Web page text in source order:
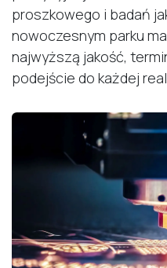
proszkowego i badań
nowoczesnym parku
najwyższą jakość,
podejście do każdej